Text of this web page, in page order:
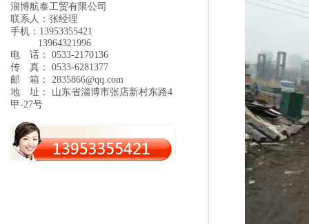
淄博航泰工贸有限公司
联系人：张经理
手机：13953355421
13964321996
电 话： 0533-2170136
传 真： 0533-6281377
邮 箱： 2835866@qq.com
地 址： 山东省淄博市张店新村东路4
甲-27号